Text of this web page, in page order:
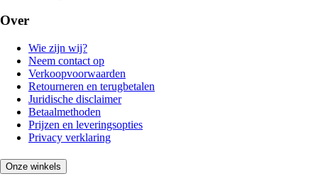
Over
Wie zijn wij?
Neem contact op
Verkoopvoorwaarden
Retourneren en terugbetalen
Juridische disclaimer
Betaalmethoden
Prijzen en leveringsopties
Privacy verklaring
Onze winkels